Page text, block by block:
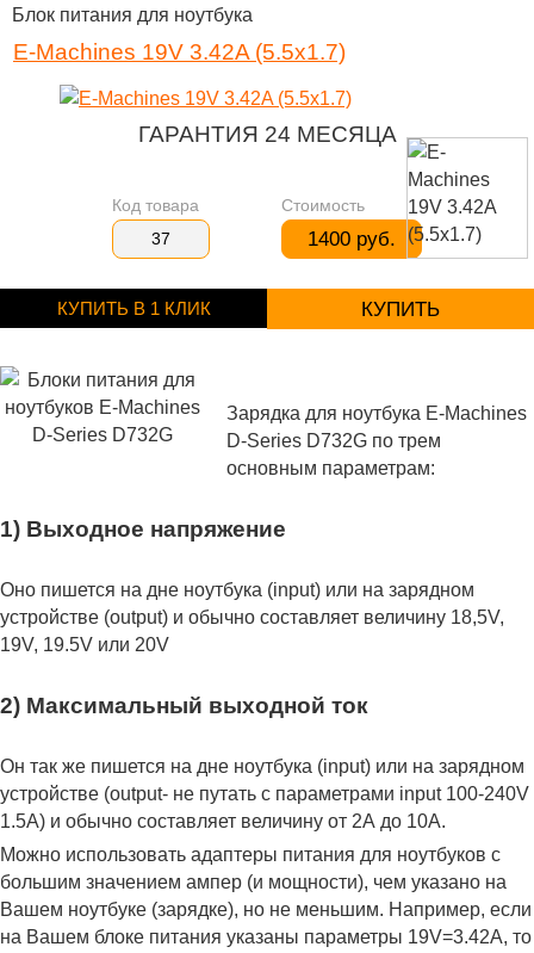
Блок питания для ноутбука
E-Machines 19V 3.42A (5.5x1.7)
ГАРАНТИЯ 24 МЕСЯЦА
Код товара
37
Стоимость
1400 руб.
КУПИТЬ В 1 КЛИК КУПИТЬ
Зарядка для ноутбука E-Machines
D-Series D732G по трем
основным параметрам:
1) Выходное напряжение
Оно пишется на дне ноутбука (input) или на зарядном
устройстве (output) и обычно составляет величину 18,5V,
19V, 19.5V или 20V
2) Максимальный выходной ток
Он так же пишется на дне ноутбука (input) или на зарядном
устройстве (output- не путать с параметрами input 100-240V
1.5A) и обычно составляет величину от 2А до 10A.
Можно использовать адаптеры питания для ноутбуков с
большим значением ампер (и мощности), чем указано на
Вашем ноутбуке (зарядке), но не меньшим. Например, если
на Вашем блоке питания указаны параметры 19V=3.42A, то